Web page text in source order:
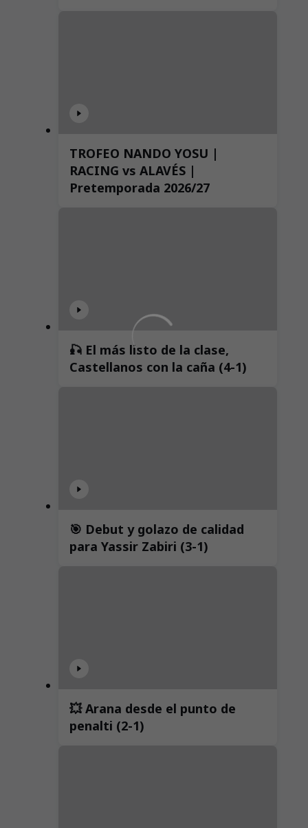
TROFEO NANDO YOSU |
RACING vs ALAVÉS |
Pretemporada 2026/27
🎣 El más listo de la clase,
Castellanos con la caña (4-1)
🎯 Debut y golazo de calidad
para Yassir Zabiri (3-1)
💥 Arana desde el punto de
penalti (2-1)